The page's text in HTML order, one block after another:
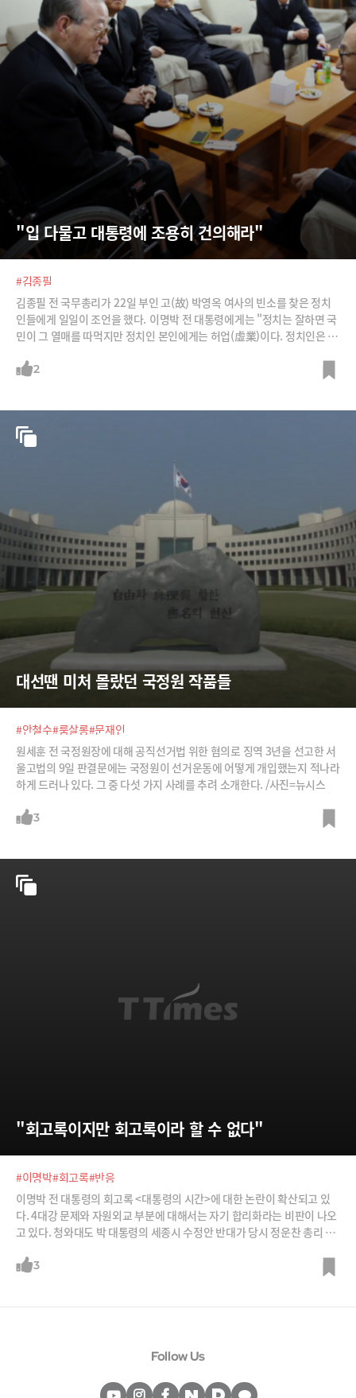
"입 다물고 대통령에 조용히 건의해라"
#김종필
김종필 전 국무총리가 22일 부인 고(故) 박영옥 여사의 빈소를 찾은 정치
인들에게 일일이 조언을 했다. 이명박 전 대통령에게는 "정치는 잘하면 국
민이 그 열매를 따먹지만 정치인 본인에게는 허업(虛業)이다. 정치인은 국
지만 그래도 그게 더 좋은 것. 5년에 무슨 일을 하겠느냐"고 했다.한 배석자
이 있으면 (대통령에게) 조용히 가서 건의 드리라고 했다"고 말했다.빈소
를 찾은 김무성 새누리당 대표에게는 "정상(대통령)은 외롭고 괴롭고 고독
한 자리다. 박근혜 대통령을 잘 도와드리시라. 여야가 싸우는 것은 좋지만
밖이 아닌 국회 안에서 싸우고 해결해야한다"고 조언했다.박지만 EG 회장
2
대선땐 미처 몰랐던 국정원 작품들
#안철수#룸살롱#문재인
원세훈 전 국정원장에 대해 공직선거법 위한 혐의로 징역 3년을 선고한 서
울고법의 9일 판결문에는 국정원이 선거운동에 어떻게 개입했는지 적나라
하게 드러나 있다. 그 중 다섯 가지 사례를 추려 소개한다. /사진=뉴시스
3
"회고록이지만 회고록이라 할 수 없다"
#이명박#회고록#반응
이명박 전 대통령의 회고록 <대통령의 시간>에 대한 논란이 확산되고 있
다. 4대강 문제와 자원외교 부분에 대해서는 자기 합리화라는 비판이 나오
고 있다. 청와대도 박 대통령의 세종시 수정안 반대가 당시 정운찬 총리 후
에 대한 다양한 반응들을 소개한다. /사진=뉴스1, 뉴시스, JTBC
3
Follow Us